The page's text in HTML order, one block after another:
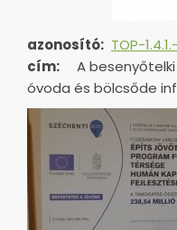
azonosító: TOP-
cím:
A
óvoda és bölcsőde